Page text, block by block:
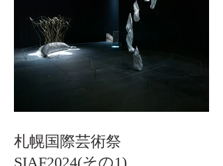
札幌国際芸術祭
SIAF2024(その1)